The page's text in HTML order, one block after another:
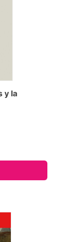
y la